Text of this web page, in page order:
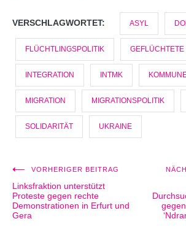
VERSCHLAGWORTET: ASYL
FLÜCHTLINGSPOLITIK GEFLÜCHTETE
INTEGRATION INTMK
MIGRATION MIGRATIONSPOLITIK
SOLIDARITÄT UKRAINE
Beitragsnavigation
VORHERIGER BEITRAG
Linksfraktion unterstützt
Proteste gegen rechte
Demonstrationen in Erfurt und
Gera